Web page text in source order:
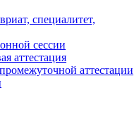
специалитет,
сессии
аттестация
аттестации